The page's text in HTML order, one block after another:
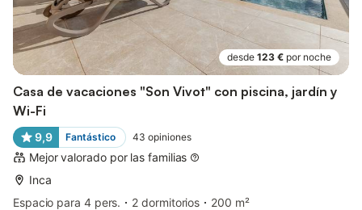
desde 123 € por noche
Casa de vacaciones "Son Vivot" con piscina, jardín y
Wi-Fi
9,9 Fantástico 43 opiniones
Mejor valorado por las familias
Inca
Espacio para 4 pers.
2 dormitorios
200 m²